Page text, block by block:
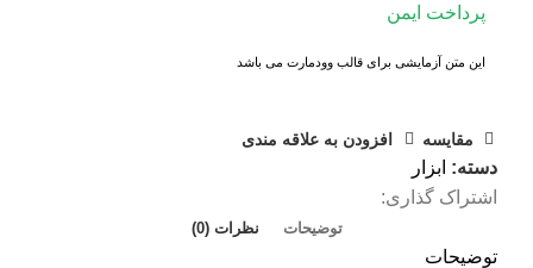
پرداخت ایمن
این متن آزمایشی برای قالب وودمارت می باشد
مقايسه افزودن به علاقه مندی
دسته: ابزار
اشتراک گذاری:
توضیحات نظرات (0)
توضیحات